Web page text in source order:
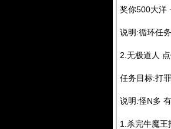
奖你500大洋
说明:循环任
2.无极道人
任务目标:打
说明:怪N多
1.杀完牛魔王